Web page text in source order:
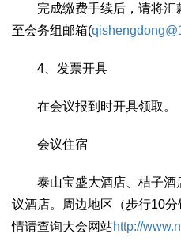
完成缴费手续后，请将汇
至会务组邮箱(
4、发票开具
在会议报到时开具领取。
会议住宿
泰山宝盛大酒店、桔子酒
议酒店。周边地区（步行10
情请查询大会网站http://